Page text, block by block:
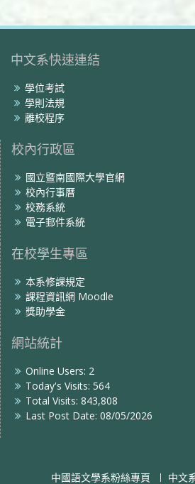
中文系快速連結
學位考試
學則法規
離校程序
校內行政區
國立暨南國際大學官網
校內行事曆
校務系統
電子郵件系統
在校學生專區
本系修課規定
課程資訊網 Moodle
獎助學金
網站統計
Online Users: 2
Today's Visits: 564
Total Visits: 843,808
Last Post Date: 08/05/2026
中國語文學系粉絲專頁 中文